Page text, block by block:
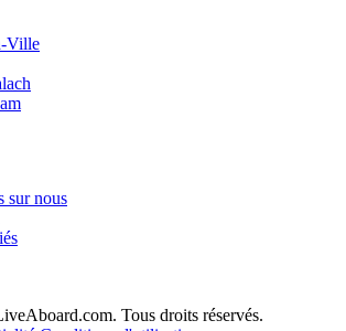
Ville
sur nous
Tous droits réservés.